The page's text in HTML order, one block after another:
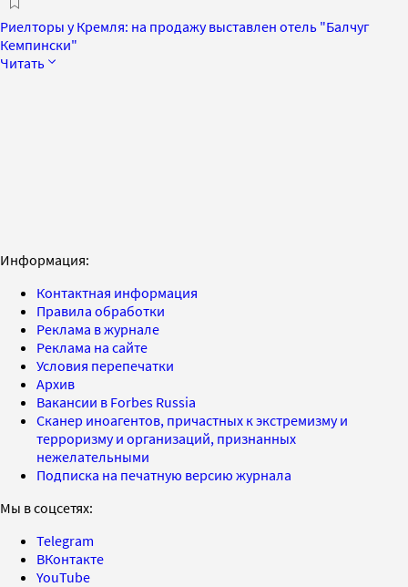
Риелторы у Кремля: на продажу выставлен отель "Балчуг
Кемпински"
Читать
Информация:
Контактная информация
Правила обработки
Реклама в журнале
Реклама на сайте
Условия перепечатки
Архив
Вакансии в Forbes Russia
Сканер иноагентов, причастных к экстремизму и
терроризму и организаций, признанных
нежелательными
Подписка на печатную версию журнала
Мы в соцсетях:
Telegram
ВКонтакте
YouTube